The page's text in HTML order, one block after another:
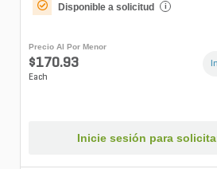
Disponible a solicitud i
Precio Al Por Menor
$170.93
Each
Inicie sesión para